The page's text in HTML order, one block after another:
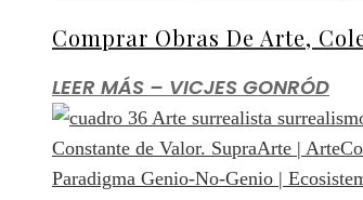
Comprar Obras De Arte,
LEER MÁS – VICJES GONRÓD